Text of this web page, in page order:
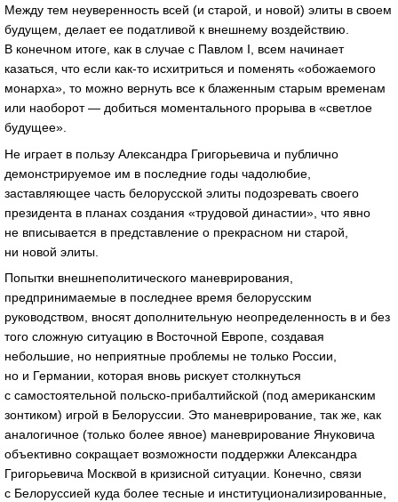
Между тем неуверенность всей (и старой, и новой) элиты в своем
будущем, делает ее податливой к внешнему воздействию.
В конечном итоге, как в случае с Павлом I, всем начинает
казаться, что если как-то исхитриться и поменять «обожаемого
монарха», то можно вернуть все к блаженным старым временам
или наоборот — добиться моментального прорыва в «светлое
будущее».
Не играет в пользу Александра Григорьевича и публично
демонстрируемое им в последние годы чадолюбие,
заставляющее часть белорусской элиты подозревать своего
президента в планах создания «трудовой династии», что явно
не вписывается в представление о прекрасном ни старой,
ни новой элиты.
Попытки внешнеполитического маневрирования,
предпринимаемые в последнее время белорусским
руководством, вносят дополнительную неопределенность в и без
того сложную ситуацию в Восточной Европе, создавая
небольшие, но неприятные проблемы не только России,
но и Германии, которая вновь рискует столкнуться
с самостоятельной польско-прибалтийской (под американским
зонтиком) игрой в Белоруссии. Это маневрирование, так же, как
аналогичное (только более явное) маневрирование Януковича
объективно сокращает возможности поддержки Александра
Григорьевича Москвой в кризисной ситуации. Конечно, связи
с Белоруссией куда более тесные и институционализированные,